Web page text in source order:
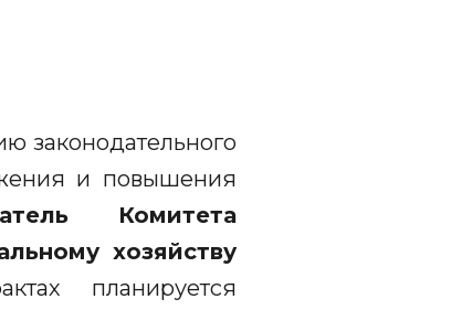
законодательного
и повышения
Комитета
хозяйству
планируется